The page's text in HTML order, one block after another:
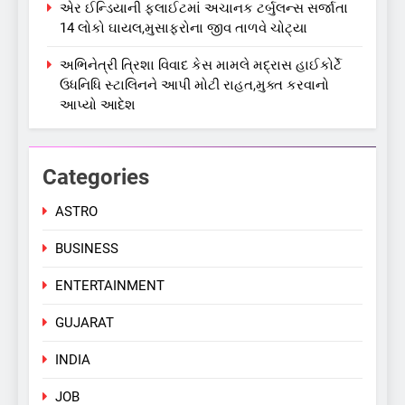
એર ઈન્ડિયાની ફ્લાઈટમાં અચાનક ટર્બુલન્સ સર્જાતા
14 લોકો ઘાયલ,મુસાફરોના જીવ તાળવે ચોટ્યા
અભિનેત્રી ત્રિશા વિવાદ કેસ મામલે મદ્રાસ હાઈકોર્ટે
ઉધનિધિ સ્ટાલિનને આપી મોટી રાહત,મુક્ત કરવાનો
આપ્યો આદેશ
Categories
ASTRO
BUSINESS
ENTERTAINMENT
GUJARAT
INDIA
JOB
5
કોડીનારના છારા દરિયાકાંઠે પાંચ
કિશોરો ડૂબ્યા, 3નો બચાવ, 2
લાપતા
GUJARAT TOP NEWS
6
7